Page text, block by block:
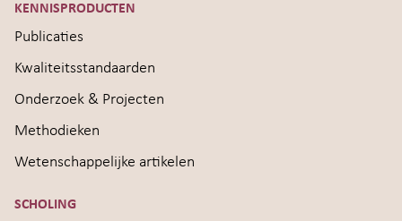
KENNISPRODUCTEN
Publicaties
Kwaliteitsstandaarden
Onderzoek & Projecten
Methodieken
Wetenschappelijke artikelen
SCHOLING